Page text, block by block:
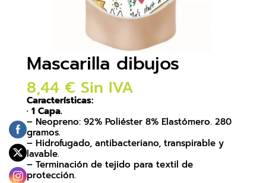
Mascarilla dibujos
8,44 € Sin IVA
Características:
· 1 Capa.
– Neopreno: 92% Poliéster 8% Elastómero. 280
gramos.
– Hidrofugado, antibacteriano, transpirable y
lavable.
– Terminación de tejido para textil de
protección.